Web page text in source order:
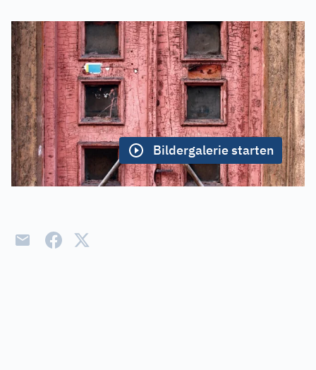
Bildergalerie starten